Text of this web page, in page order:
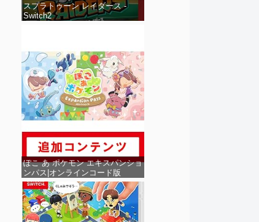
スプラトゥーン レイダース -
Switch2
ぽこ あ ポケモン エキスパンショ
ンパス|オンラインコード版